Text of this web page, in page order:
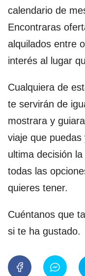
calendario de
Encontraras
alquilados entre
interés al lugar
Cualquiera de
te servirán de
mostrara y
viaje que
ultima decisión
todas las
quieres tener.
Cuéntanos que
si te ha gustado.